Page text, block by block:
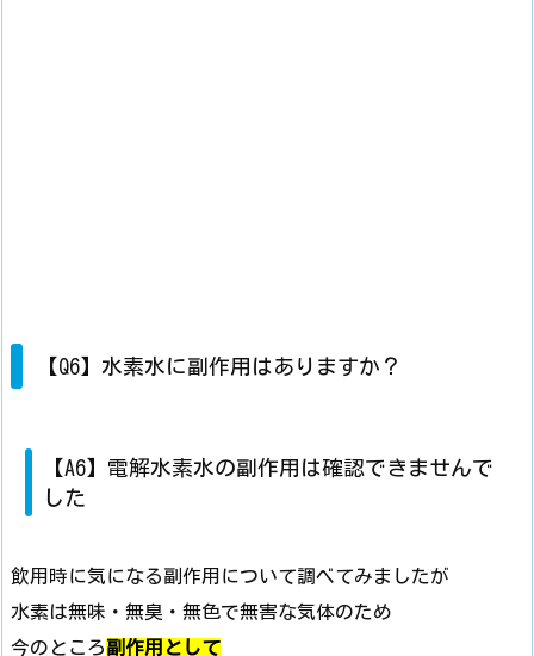
【Q6】水素水に副作用はありますか？
【A6】電解水素水の副作用は確認できませんで
した
飲用時に気になる副作用について調べてみましたが
水素は無味・無臭・無色で無害な気体のため
今のところ副作用として